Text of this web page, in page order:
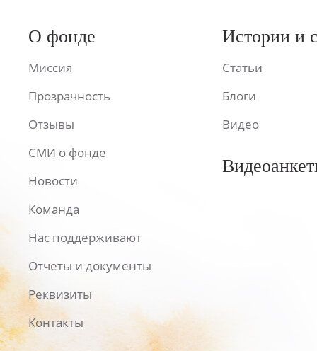
О фонде
Миссия
Прозрачность
Отзывы
СМИ о фонде
Новости
Команда
Нас поддерживают
Отчеты и документы
Реквизиты
Контакты
Истории и
Статьи
Блоги
Видео